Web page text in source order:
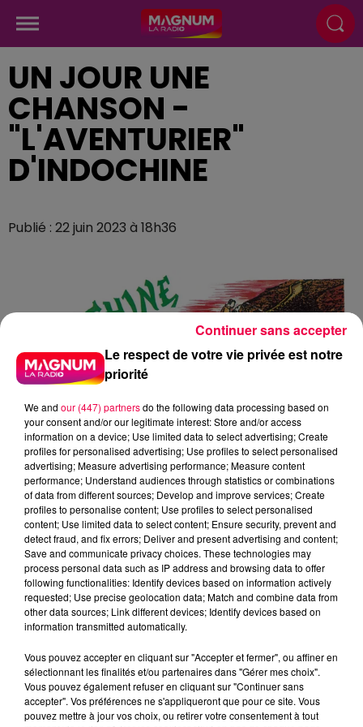
UN JOUR UNE
CHANSON -
"L'AVENTURIER"
D'INDOCHINE
Publié : 22 juin 2023 à 18h36
22-juin.mp3
Le respect de votre vie privée est notre
priorité
We and our (447) partnersdo the following data processing based on
your consent and/or our legitimate interest: Store and/or access
information on a device; Use limited data to select advertising; Create
profiles for personalised advertising; Use profiles to select personalised
advertising; Measure advertising performance; Measure content
performance; Understand audiences through statistics or combinations
of data from different sources; Develop and improve services; Create
profiles to personalise content; Use profiles to select personalised
content; Use limited data to select content; Ensure security, prevent and
detect fraud, and fix errors; Deliver and present advertising and content;
Save and communicate privacy choices. These technologies may
process personal data such as IP address and browsing data to offer
following functionalities: Identify devices based on information actively
requested; Use precise geolocation data; Match and combine data from
other data sources; Link different devices; Identify devices based on
information transmitted automatically.
Vous pouvez accepter en cliquant sur "Accepter et fermer", ou affiner en
sélectionnant les finalités et/ou partenaires dans "Gérer mes choix".
Vous pouvez également refuser en cliquant sur "Continuer sans
accepter". Vos préférences ne s'appliqueront que pour ce site. Vous
pouvez mettre à jour vos choix, ou retirer votre consentement à tout
Continuer sans accepter